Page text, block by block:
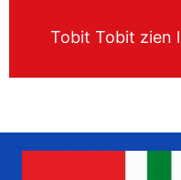
Tobit Tobit zien